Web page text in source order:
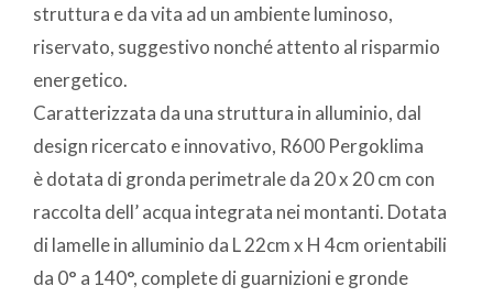
struttura e da vita ad un ambiente luminoso,
riservato, suggestivo nonché attento al risparmio
energetico.
Caratterizzata da una struttura in alluminio, dal
design ricercato e innovativo, R600 Pergoklima
è dotata di gronda perimetrale da 20 x 20 cm con
raccolta dell’ acqua integrata nei montanti. Dotata
di lamelle in alluminio da L 22cm x H 4cm orientabili
da 0° a 140°, complete di guarnizioni e gronde